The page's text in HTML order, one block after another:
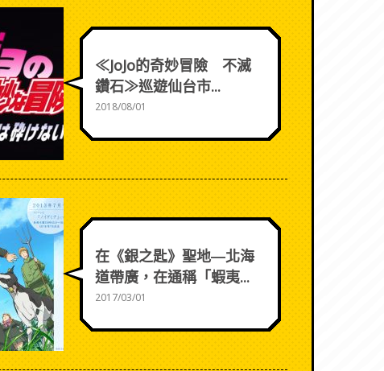
≪JoJo的奇妙冒險 不滅
鑽石≫巡遊仙台市...
2018/08/01
在《銀之匙》聖地―北海
道帶廣，在通稱「蝦夷...
2017/03/01